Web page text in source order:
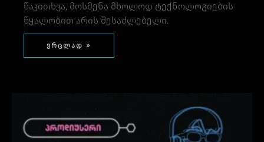
წაკითხვა, მოსმენა მხოლოდ ტექნოლოგიების
წყალობით არის შესაძლებელი.
ვრცლად »